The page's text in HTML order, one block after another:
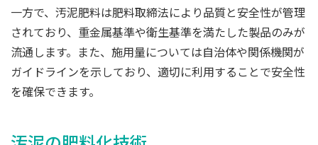
一方で、汚泥肥料は肥料取締法により品質と安全性が管理
されており、重金属基準や衛生基準を満たした製品のみが
流通します。また、施用量については自治体や関係機関が
ガイドラインを示しており、適切に利用することで安全性
を確保できます。